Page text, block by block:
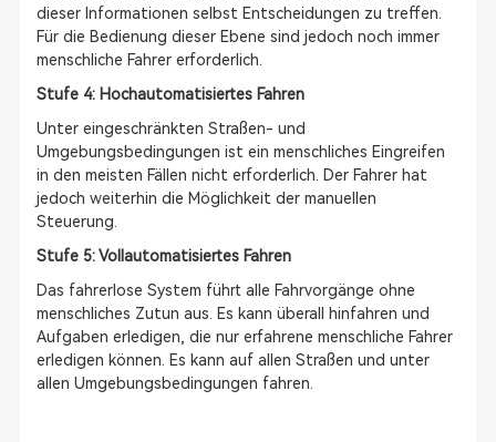
dieser Informationen selbst Entscheidungen zu treffen.
Für die Bedienung dieser Ebene sind jedoch noch immer
menschliche Fahrer erforderlich.
Stufe 4: Hochautomatisiertes Fahren
Unter eingeschränkten Straßen- und
Umgebungsbedingungen ist ein menschliches Eingreifen
in den meisten Fällen nicht erforderlich. Der Fahrer hat
jedoch weiterhin die Möglichkeit der manuellen
Steuerung.
Stufe 5: Vollautomatisiertes Fahren
Das fahrerlose System führt alle Fahrvorgänge ohne
menschliches Zutun aus. Es kann überall hinfahren und
Aufgaben erledigen, die nur erfahrene menschliche Fahrer
erledigen können. Es kann auf allen Straßen und unter
allen Umgebungsbedingungen fahren.